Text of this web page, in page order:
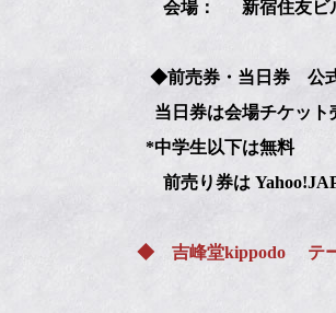
会場： 新宿住友ビル三
◆前売券・当日券 公式
当日券は会場チケット売
*中学生以下は無料
前売り券は
◆ 吉峰堂kippodo テ